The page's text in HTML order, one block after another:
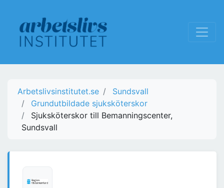
Arbetslivsinstitutet.se
Sundsvall
Grundutbildade sjuksköterskor
Sjuksköterskor till Bemanningscenter,
Sundsvall